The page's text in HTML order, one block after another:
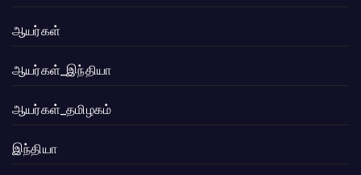
ஆயர்கள்
ஆயர்கள்_இந்தியா
ஆயர்கள்_தமிழகம்
இந்தியா